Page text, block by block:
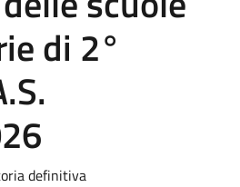
di 2°
definitiva